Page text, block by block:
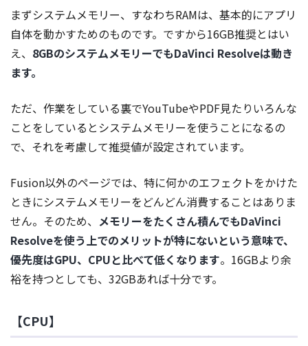
まずシステムメモリー、すなわちRAMは、基本的にアプリ
自体を動かすためのものです。ですから16GB推奨とはい
え、 8GBのシステムメモリーでもDaVinci Resolveは動き
ます。
ただ、作業をしている裏でYouTubeやPDF見たりいろんな
ことをしているとシステムメモリーを使うことになるの
で、それを考慮して推奨値が設定されています。
Fusion以外のページでは、特に何かのエフェクトをかけた
ときにシステムメモリーをどんどん消費することはありま
せん。そのため、 メモリーをたくさん積んでもDaVinci
Resolveを使う上でのメリットが特にないという意味で、
優先度はGPU、CPUと比べて低くなります。16GBより余
裕を持つとしても、32GBあれば十分です。
【CPU】